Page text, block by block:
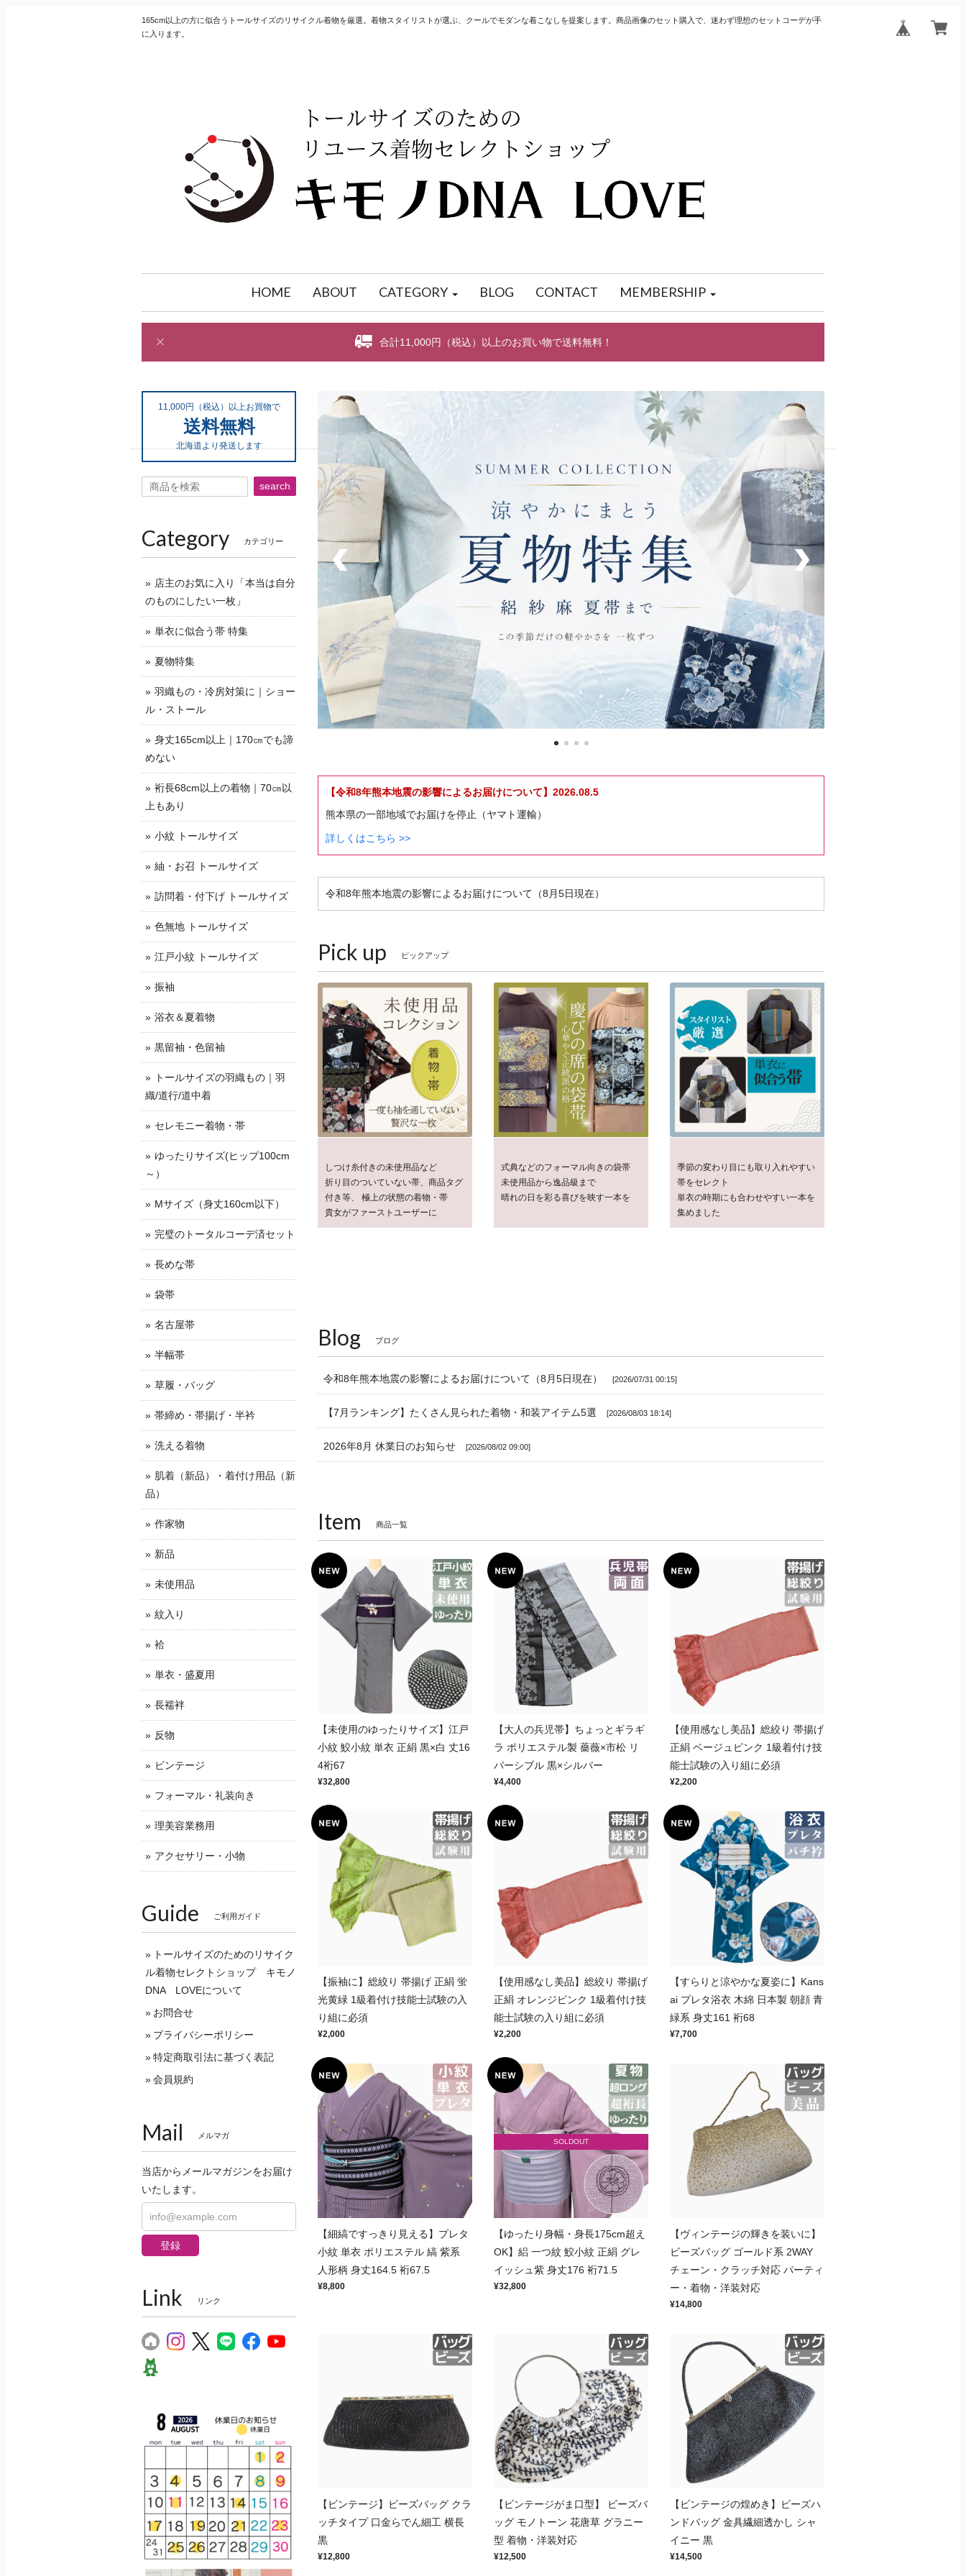
165cm以上の方に似合うトールサイズのリサイクル着物を厳選。着物スタイリストが選ぶ、クールでモダンな着こなしを提案します。商品画像のセット購入で、迷わず理想のセットコーデが手
に入ります。
HOME ABOUT CATEGORY BLOG CONTACT MEMBERSHIP
合計11,000円（税込）以上のお買い物で送料無料！
【令和8年熊本地震の影響によるお届けについて】2026.08.5
熊本県の一部地域でお届けを停止（ヤマト運輸）
詳しくはこちら >>
令和8年熊本地震の影響によるお届けについて（8月5日現在）
Pick up ピックアップ
しつけ糸付きの未使用品など
折り目のついていない帯、商品タグ
付き等、 極上の状態の着物・帯
貴女がファーストユーザーに
式典などのフォーマル向きの袋帯
未使用品から逸品級まで
晴れの日を彩る喜びを映す一本を
季節の変わり目にも取り入れやすい
帯をセレクト
単衣の時期にも合わせやすい一本を
集めました
Blog ブログ
令和8年熊本地震の影響によるお届けについて（8月5日現在） 2026/07/31 00:15
【7月ランキング】たくさん見られた着物・和装アイテム5選 2026/08/03 18:14
2026年8月 休業日のお知らせ 2026/08/02 09:00
Item 商品一覧
【未使用のゆったりサイズ】江戸
小紋 鮫小紋 単衣 正絹 黒×白 丈16
4裄67
¥32,800
【大人の兵児帯】ちょっとギラギ
ラ ポリエステル製 薔薇×市松 リ
バーシブル 黒×シルバー
¥4,400
【使用感なし美品】総絞り 帯揚げ
正絹 ベージュピンク 1級着付け技
能士試験の入り組に必須
¥2,200
【振袖に】総絞り 帯揚げ 正絹 蛍
光黄緑 1級着付け技能士試験の入
り組に必須
¥2,000
【使用感なし美品】総絞り 帯揚げ
正絹 オレンジピンク 1級着付け技
能士試験の入り組に必須
¥2,200
【すらりと涼やかな夏姿に】Kans
ai プレタ浴衣 木綿 日本製 朝顔 青
緑系 身丈161 裄68
¥7,700
【細縞ですっきり見える】プレタ
小紋 単衣 ポリエステル 縞 紫系
人形柄 身丈164.5 裄67.5
¥8,800
SOLDOUT
【ゆったり身幅・身長175cm超え
OK】絽 一つ紋 鮫小紋 正絹 グレ
イッシュ紫 身丈176 裄71.5
¥32,800
【ヴィンテージの輝きを装いに】
ビーズバッグ ゴールド系 2WAY
チェーン・クラッチ対応 パーティ
ー・着物・洋装対応
¥14,800
【ビンテージ】ビーズバッグ クラ
ッチタイプ 口金らでん細工 横長
黒
¥12,800
【ビンテージがま口型】 ビーズバ
ッグ モノトーン 花唐草 グラニー
型 着物・洋装対応
¥12,500
【ビンテージの煌めき】ビーズハ
ンドバッグ 金具繊細透かし シャ
イニー 黒
¥14,500
11,000円（税込）以上お買物で
送料無料
北海道より発送します
search
Category カテゴリー
店主のお気に入り「本当は自分
のものにしたい一枚」
単衣に似合う帯 特集
夏物特集
羽織もの・冷房対策に｜ショー
ル・ストール
身丈165cm以上｜170㎝でも諦
めない
裄長68cm以上の着物｜70㎝以
上もあり
小紋 トールサイズ
紬・お召 トールサイズ
訪問着・付下げ トールサイズ
色無地 トールサイズ
江戸小紋 トールサイズ
振袖
浴衣＆夏着物
黒留袖・色留袖
トールサイズの羽織もの｜羽
織/道行/道中着
セレモニー着物・帯
ゆったりサイズ(ヒップ100cm
～）
Mサイズ（身丈160cm以下）
完璧のトータルコーデ済セット
長めな帯
袋帯
名古屋帯
半幅帯
草履・バッグ
帯締め・帯揚げ・半衿
洗える着物
肌着（新品）・着付け用品（新
品）
作家物
新品
未使用品
紋入り
袷
単衣・盛夏用
長襦袢
反物
ビンテージ
フォーマル・礼装向き
理美容業務用
アクセサリー・小物
Guide ご利用ガイド
トールサイズのためのリサイク
ル着物セレクトショップ キモノ
DNA LOVEについて
お問合せ
プライバシーポリシー
特定商取引法に基づく表記
会員規約
Mail メルマガ
当店からメールマガジンをお届け
いたします。
登録
Link リンク